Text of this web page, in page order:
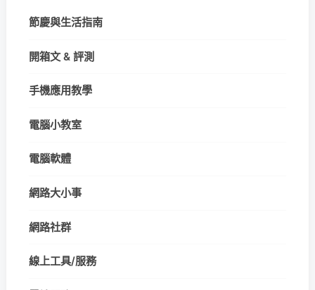
節慶與生活指南
開箱文 & 評測
手機應用教學
電腦小教室
電腦軟體
網路大小事
網路社群
線上工具/服務